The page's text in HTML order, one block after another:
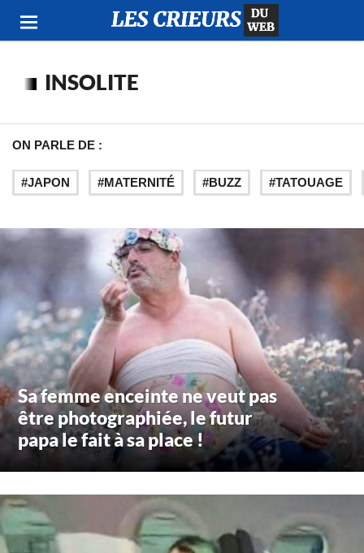
INSOLITE
ON PARLE DE :
JAPON MATERNITÉ BUZZ TATOUAGE
Sa femme enceinte ne veut pas
être photographiée, le futur
papa le fait à sa place !